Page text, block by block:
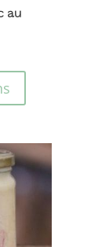
au
a
variations.
Les
options